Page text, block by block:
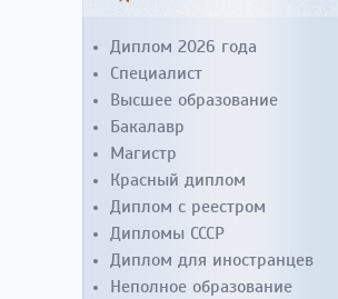
Диплом 2026 года
Специалист
Высшее образование
Бакалавр
Магистр
Красный диплом
Диплом с реестром
Дипломы СССР
Диплом для иностранцев
Неполное образование